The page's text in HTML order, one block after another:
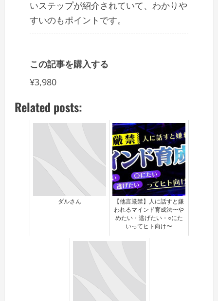
いステップが紹介されていて、わかりや
すいのもポイントです。
この記事を購入する
¥3,980
Related posts:
ダルさん
【他言厳禁】人に話すと嫌
われるマインド育成法〜や
めたい・逃げたい・○にた
いってヒト向け〜